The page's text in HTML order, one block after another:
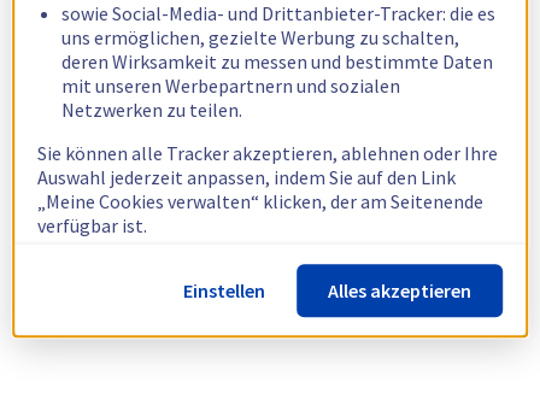
sowie Social-Media- und Drittanbieter-Tracker: die es
uns ermöglichen, gezielte Werbung zu schalten,
deren Wirksamkeit zu messen und bestimmte Daten
mit unseren Werbepartnern und sozialen
Netzwerken zu teilen.
Sie können alle Tracker akzeptieren, ablehnen oder Ihre
Auswahl jederzeit anpassen, indem Sie auf den Link
„Meine Cookies verwalten“ klicken, der am Seitenende
verfügbar ist.
Weitere Informationen finden Sie in unsererRichtlinie
zur Verwendung von Cookies.
Einstellen Alles akzeptieren